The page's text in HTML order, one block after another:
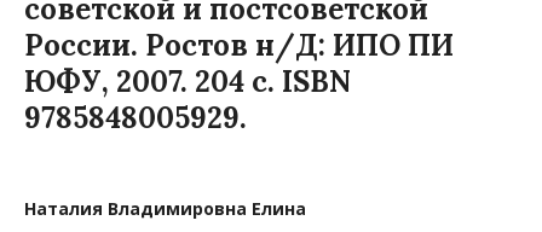
советской и постсоветской
России. Ростов н/Д: ИПО ПИ
ЮФУ, 2007. 204 с. ISBN
9785848005929.
Наталия Владимировна Елина